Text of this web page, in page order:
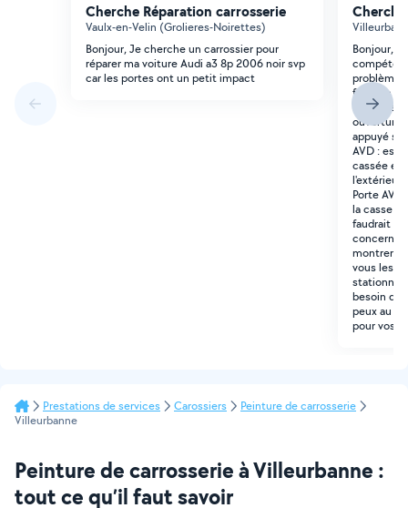
Cherche Réparation carrosserie
Vaulx-en-Velin (Grolieres-Noirettes)
Bonjour, Je cherche un carrossier pour
réparer ma voiture Audi a3 8p 2006 noir svp
car les portes ont un petit impact
Bonjour,
problème
fourgon : -
système
appuyé
AVD : est
cassée et
l'extérieur,
Porte
la casse
faudrait
montrent
vous les
stationné
besoin du
peux au
pour vos
Prestations de services Carossiers
Peinture de carrosserie
Villeurbanne
Peinture de carrosserie à Villeurbanne :
tout ce qu’il faut savoir